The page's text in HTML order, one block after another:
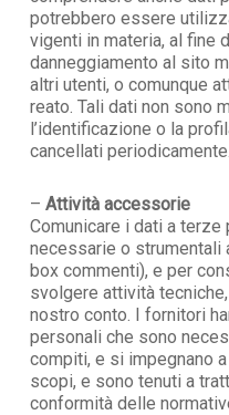
potrebbero essere
vigenti in materia, al fine
danneggiamento al sito
altri utenti, o comunque
reato. Tali dati non sono
l’identificazione o la
cancellati
– Attività accessorie
Comunicare i dati a
necessarie o strumentali
box commenti), e per
svolgere attività
nostro conto. I fornitori
personali che sono
compiti, e si impegnano
scopi, e sono tenuti a
conformità delle